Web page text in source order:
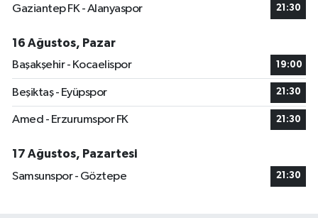
Gaziantep FK - Alanyaspor 21:30
16 Ağustos, Pazar
Başakşehir - Kocaelispor
19:00
Beşiktaş - Eyüpspor 21:30
Amed - Erzurumspor FK 21:30
17 Ağustos, Pazartesi
Samsunspor - Göztepe
21:30